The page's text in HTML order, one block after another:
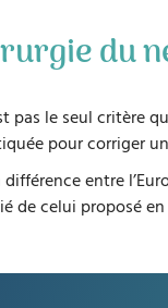
du
pas le seul
pour corriger
entre
celui proposé